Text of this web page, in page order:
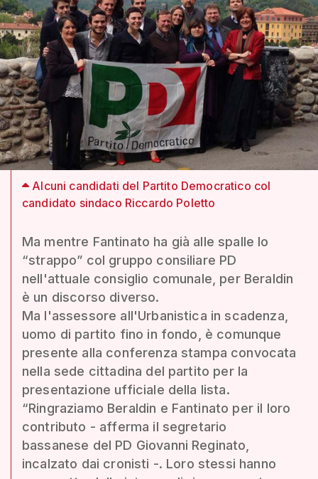
Alcuni candidati del Partito Democratico col
candidato sindaco Riccardo Poletto
Ma mentre Fantinato ha già alle spalle lo
“strappo” col gruppo consiliare PD
nell'attuale consiglio comunale, per Beraldin
è un discorso diverso.
Ma l'assessore all'Urbanistica in scadenza,
uomo di partito fino in fondo, è comunque
presente alla conferenza stampa convocata
nella sede cittadina del partito per la
presentazione ufficiale della lista.
“Ringraziamo Beraldin e Fantinato per il loro
contributo - afferma il segretario
bassanese del PD Giovanni Reginato,
incalzato dai cronisti -. Loro stessi hanno